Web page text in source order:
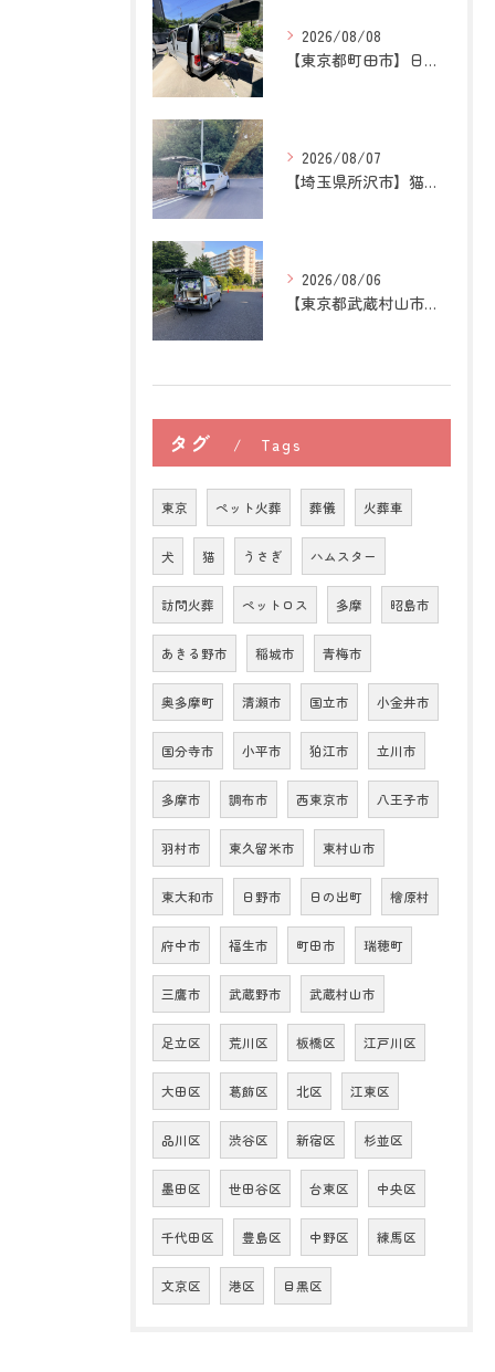
2026/08/08
【東京都町田市】日本スピッツの訪問ペット火葬｜愛犬との穏やか...
2026/08/07
【埼玉県所沢市】猫の訪問ペット火葬｜お気に入りの場所に姿がな...
2026/08/06
【東京都武蔵村山市】犬の訪問ペット火葬｜愛犬との最後の時間を...
タグ Tags
東京 ペット火葬 葬儀 火葬車
犬 猫 うさぎ ハムスター
訪問火葬 ペットロス 多摩 昭島市
あきる野市 稲城市 青梅市
奥多摩町 清瀬市 国立市 小金井市
国分寺市 小平市 狛江市 立川市
多摩市 調布市 西東京市 八王子市
羽村市 東久留米市 東村山市
東大和市 日野市 日の出町 檜原村
府中市 福生市 町田市 瑞穂町
三鷹市 武蔵野市 武蔵村山市
足立区 荒川区 板橋区 江戸川区
大田区 葛飾区 北区 江東区
品川区 渋谷区 新宿区 杉並区
墨田区 世田谷区 台東区 中央区
千代田区 豊島区 中野区 練馬区
文京区 港区 目黒区